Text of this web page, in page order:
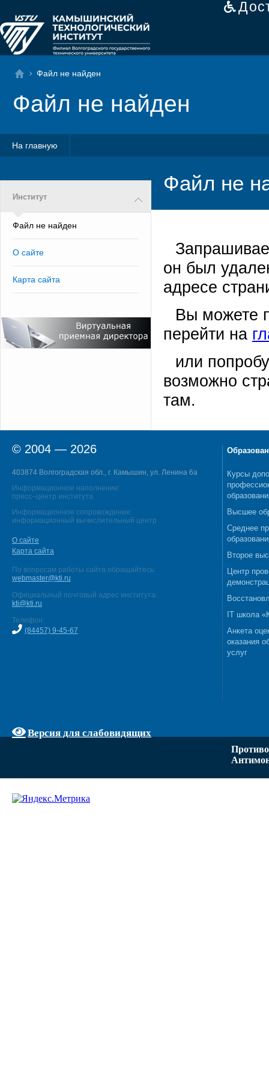
Файл не найден
Файл не найден
На главную
Институт
Файл не найден
О сайте
Карта сайта
Файл не
он был
адресе
Вы можете
перейти на
или
возможно
там.
© 2004 — 2026
403874 Волгоградская обл., г. Камышин, ул. Ленина 6а
Информационное наполнение:
пресс–центр института
Информационное сопровождение:
информационный вычислительный центр
О сайте
Карта сайта
По вопросам работы сайта обращайтесь:
webmaster@kti.ru
Официальный почтовый адрес института:
kti@kti.ru
Телефон:
(84457) 9-45-67
Версия для слабовидящих
Курсы
Высшее
Среднее
Второе
Центр
IT школа
Анкета
оказания
услуг